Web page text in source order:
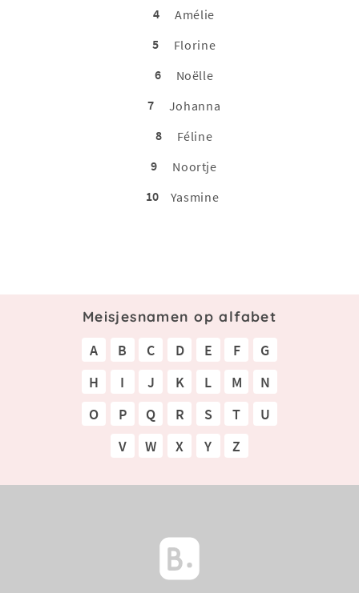
4
Amélie
5
Florine
6
Noëlle
7
Johanna
8
Féline
9
Noortje
10
Yasmine
Meisjesnamen op alfabet
A B C D E F
G
H
I J K L M
N
O
P Q R S T
U
V
W X Y Z